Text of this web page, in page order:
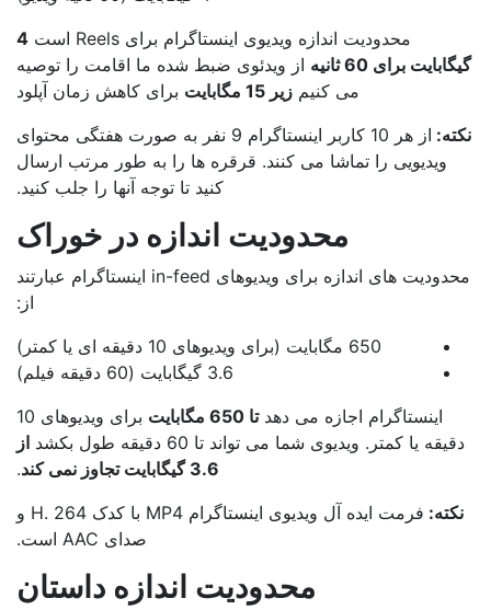
محدودیت اندازه ویدیوی اینستاگرام برای Reels است
4
برای 60 ثانیه
از ویدئوی ضبط شده ما اقامت را توصیه
می کنیمزیر 15 مگابایت
برای کاهش زمان آپلود
از هر 10 کاربر اینستاگرام 9 نفر به صورت هفتگی محتوای
ویدیویی را تماشا می کنند. قرقره ها را به طور مرتب ارسال
کنید تا توجه آنها را جلب کنید.
محدودیت اندازه در خوراک
محدودیت های اندازه برای ویدیوهای in-feed اینستاگرام عبارتند
اینستاگرام اجازه می دهد تا 650 مگابایت
برای ویدیوهای 10
یا کمتر. ویدیوی شما می تواند تا 60 دقیقه طول بکشد
از
.
فرمت ایده آل ویدیوی اینستاگرام MP4 با کدک H. 264 و
صدای AAC است.
محدودیت اندازه داستان